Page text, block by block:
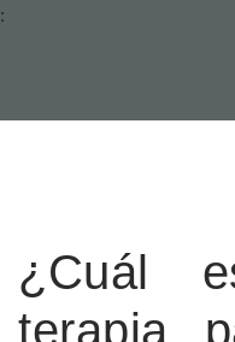
:
¿Cuál
terapia